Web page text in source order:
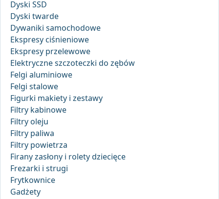
Dyski SSD
Dyski twarde
Dywaniki samochodowe
Ekspresy ciśnieniowe
Ekspresy przelewowe
Elektryczne szczoteczki do zębów
Felgi aluminiowe
Felgi stalowe
Figurki makiety i zestawy
Filtry kabinowe
Filtry oleju
Filtry paliwa
Filtry powietrza
Firany zasłony i rolety dziecięce
Frezarki i strugi
Frytkownice
Gadżety